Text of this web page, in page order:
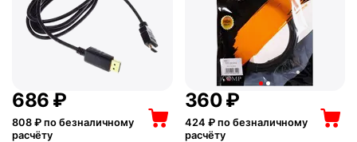
‍686‍ ₽
808 ₽ по безналичному
расчёту
‍360‍₽
424 ₽ по безналичному
расчёту